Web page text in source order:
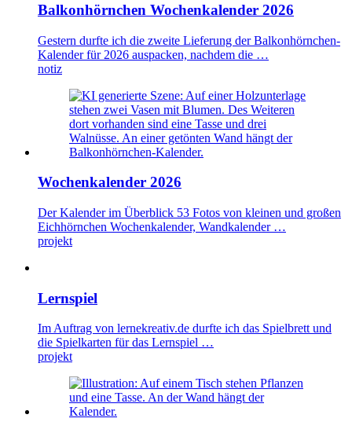
Balkonhörnchen Wochenkalender 2026
Gestern durfte ich die zweite Lieferung der Balkonhörnchen-
Kalender für 2026 auspacken, nachdem die …
notiz
Wochenkalender 2026
Der Kalender im Überblick 53 Fotos von kleinen und großen
Eichhörnchen Wochenkalender, Wandkalender …
projekt
Lernspiel
Im Auftrag von lernekreativ.de durfte ich das Spielbrett und
die Spielkarten für das Lernspiel …
projekt